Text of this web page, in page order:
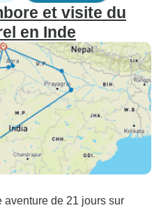
et visite du
en Inde
aventure de 21 jours sur